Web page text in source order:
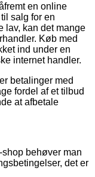
en online
salg for en
lav, kan det mange
Køb med
ind under en
internet handler.
betalinger med
fordel af et tilbud
at afbetale
behøver man
det er